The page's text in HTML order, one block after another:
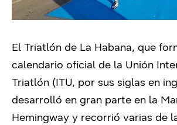
El Triatlón de La Habana, que
calendario oficial de la Unión
Triatlón (ITU, por sus siglas en
desarrolló en gran parte en la
Hemingway y recorrió varias de